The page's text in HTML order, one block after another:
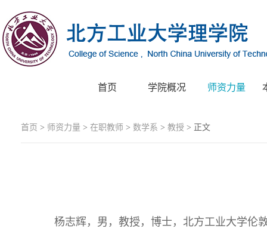
首页 学院概况 师资力量
首页 > 师资力量 > 在职教师 > 数学系 > 教授 > 正文
杨志辉，男，教授，博士，北方工业大学伦